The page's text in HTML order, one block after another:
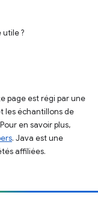
?
page est régi par une
les échantillons de
en savoir plus,
. Java est une
affiliées.